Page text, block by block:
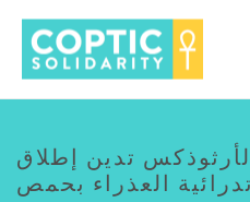
تدين إطلاق
العذراء بحمص